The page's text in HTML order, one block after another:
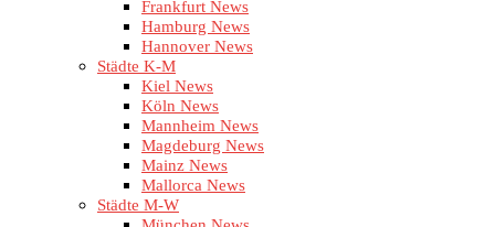
Frankfurt News
Hamburg News
Hannover News
Städte K-M
Kiel News
Köln News
Mannheim News
Magdeburg News
Mainz News
Mallorca News
Städte M-W